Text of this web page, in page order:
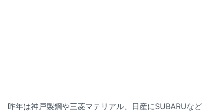
昨年は神戸製鋼や三菱マテリアル、日産にSUBARUなど